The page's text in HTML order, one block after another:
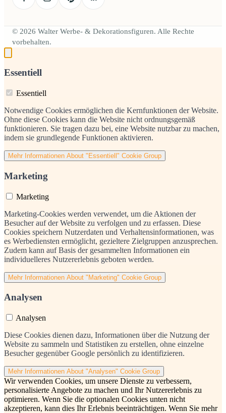
© 2026 Walter Werbe- & Dekorationsfiguren. Alle Rechte
vorbehalten.
Essentiell
Essentiell
Notwendige Cookies ermöglichen die Kernfunktionen der Website.
Ohne diese Cookies kann die Website nicht ordnungsgemäß
funktionieren. Sie tragen dazu bei, eine Website nutzbar zu machen,
indem sie grundlegende Funktionen aktivieren.
Mehr Informationen About "Essentiell" Cookie Group
Marketing
Marketing
Marketing-Cookies werden verwendet, um die Aktionen der
Besucher auf der Website zu verfolgen und zu erfassen. Diese
Cookies speichern Nutzerdaten und Verhaltensinformationen, was
es Werbediensten ermöglicht, gezieltere Zielgruppen anzusprechen.
Zudem kann auf Basis der gesammelten Informationen ein
individuelleres Nutzererlebnis geboten werden.
Mehr Informationen About "Marketing" Cookie Group
Analysen
Analysen
Diese Cookies dienen dazu, Informationen über die Nutzung der
Website zu sammeln und Statistiken zu erstellen, ohne einzelne
Besucher gegenüber Google persönlich zu identifizieren.
Mehr Informationen About "Analysen" Cookie Group
Wir verwenden Cookies, um unsere Dienste zu verbessern,
personalisierte Angebote zu machen und Ihr Nutzererlebnis zu
optimieren. Wenn Sie die optionalen Cookies unten nicht
akzeptieren, kann dies Ihr Erlebnis beeinträchtigen. Wenn Sie mehr